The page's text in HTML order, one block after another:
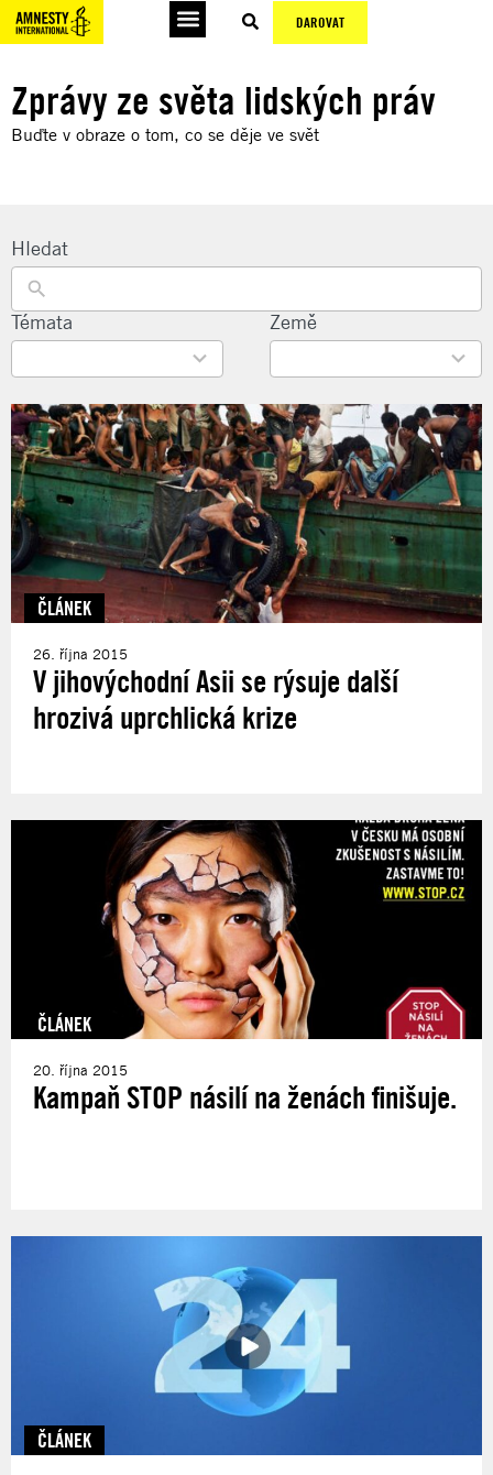
DAROVAT
Zprávy ze světa lidských práv
Buďte v obraze o tom, co se děje ve svět
Hledat
Témata
22
results
Země
135
results
ČLÁNEK
26. října 2015
V jihovýchodní Asii se rýsuje další
hrozivá uprchlická krize
ČLÁNEK
20. října 2015
Kampaň STOP násilí na ženách finišuje.
ČLÁNEK